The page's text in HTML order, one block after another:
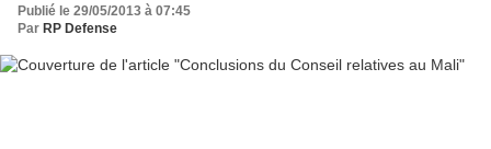
Publié le 29/05/2013 à 07:45
Par RP Defense